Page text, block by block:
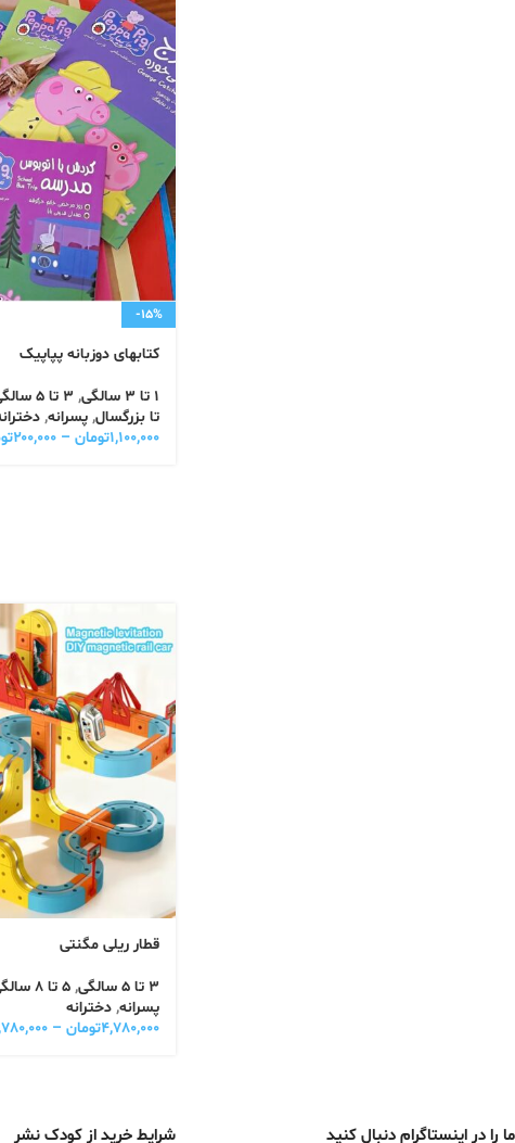
-15%
کتابهای دوزبانه پپاپیک
1 تا 3 سالگی , 3 تا 5 سالگی
تا بزرگسال, پسرانه,
۱,۱۰۰,۰۰۰تومان – ۲۰۰,۰۰۰
قطار ریلی مگنتی
3 تا 5 سالگی , 5 تا 8 سالگی
پسرانه, دخترانه
۴,۷۸۰,۰۰۰تومان –
ما را در اینستاگرام دنبال کنید شرایط خرید از کودک نشر